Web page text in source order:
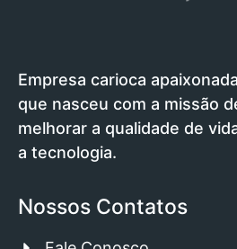
Empresa carioca
que nasceu com a missão
melhorar a qualidade de
a tecnologia.
Nossos Contatos